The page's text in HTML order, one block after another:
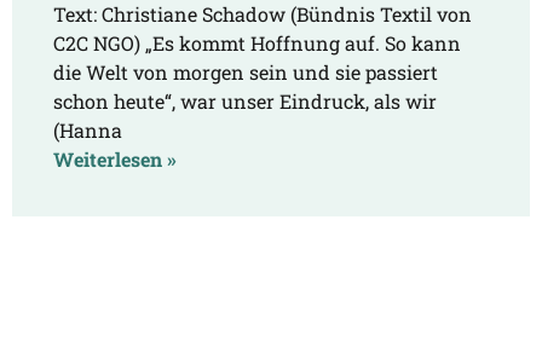
Text: Christiane Schadow (Bündnis Textil von
C2C NGO) „Es kommt Hoffnung auf. So kann
die Welt von morgen sein und sie passiert
schon heute“, war unser Eindruck, als wir
(Hanna
Weiterlesen »